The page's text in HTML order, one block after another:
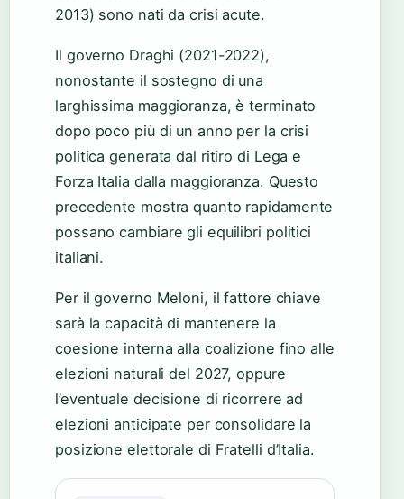
2013) sono nati da crisi acute.
Il governo Draghi (2021-2022),
nonostante il sostegno di una
larghissima maggioranza, è terminato
dopo poco più di un anno per la crisi
politica generata dal ritiro di Lega e
Forza Italia dalla maggioranza. Questo
precedente mostra quanto rapidamente
possano cambiare gli equilibri politici
italiani.
Per il governo Meloni, il fattore chiave
sarà la capacità di mantenere la
coesione interna alla coalizione fino alle
elezioni naturali del 2027, oppure
l’eventuale decisione di ricorrere ad
elezioni anticipate per consolidare la
posizione elettorale di Fratelli d’Italia.